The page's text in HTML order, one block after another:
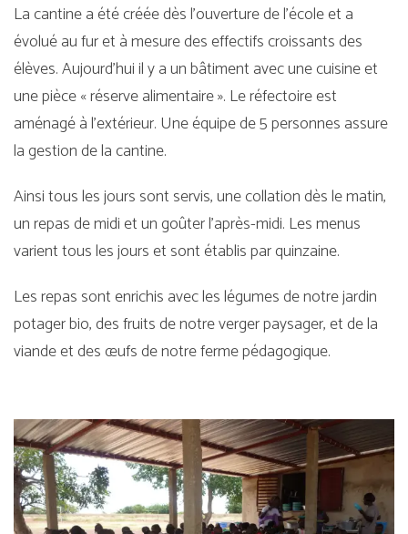
La cantine a été créée dès l’ouverture de l’école et a
évolué au fur et à mesure des effectifs croissants des
élèves. Aujourd’hui il y a un bâtiment avec une cuisine et
une pièce « réserve alimentaire ». Le réfectoire est
aménagé à l’extérieur. Une équipe de 5 personnes assure
la gestion de la cantine.
Ainsi tous les jours sont servis, une collation dès le matin,
un repas de midi et un goûter l’après-midi. Les menus
varient tous les jours et sont établis par quinzaine.
Les repas sont enrichis avec les légumes de notre jardin
potager bio, des fruits de notre verger paysager, et de la
viande et des œufs de notre ferme pédagogique.